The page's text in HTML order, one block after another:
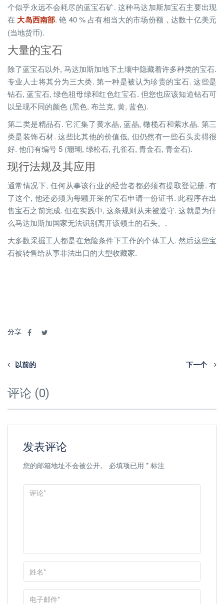
个似乎永远不会耗尽的蓝宝石矿. 这种马达加斯加宝石主要出现
在 大岛西南部. 铯 40 % 占有相当大的市场份额，达数十亿美元
(当地货币).
大量的宝石
除了蓝宝石以外, 马达加斯加地下土壤中隐藏着许多种类的宝石.
专业人士将其分为三大类. 第一种是被认为珍贵的宝石. 这些是
钻石, 蓝宝石, 绿色祖母绿和红色红宝石. 但您也应该知道钻石可
以呈现不同的颜色 (黑色, 布兰克, 黄, 蓝色).
第二类是精品石. 它汇集了黄水晶, 蓝晶, 橄榄石和紫水晶. 第三
类是装饰石材. 这些比其他的价值低, 但仍然有一些石头卖得很
好. 他们有编号 5 (珊瑚, 绿松石, 孔雀石, 青金石, 青金石).
现行法规及其应用
通常情况下, 任何从事该行业的经营者都必须有提取登记册. 有
了这个, 他还必须为每颗开采的宝石申请一份证书. 此程序在出
售宝石之前完成. 但在实践中, 这条规则从未被遵守. 这就是为什
么马达加斯加国家无法识别离开该领土的石头。.
大多数采掘工人都是在危险条件下工作的个体工人. 然后这些宝
石被转售给从事非法出口的大型收藏家.
分享
以前的 下一个
评论 (0)
发表评论
您的邮箱地址不会被公开。 必填项已用 * 标注